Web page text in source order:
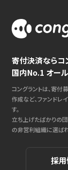
寄付決済ならコ
国内No.1 オー
コングラントは、寄付
作成など、ファンド
す。
立ち上げたばかりの
の非営利組織に選ばれ
採